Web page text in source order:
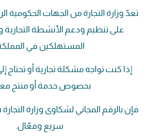
تعدّ وزارة التجارة من الجهات الحكومية
على تنظيم ودعم الأنشطة
المستهلكين في
إذا كنت تواجه مشكلة تجارية أو
بخصوص خدمة أو منتج
فإن بالرقم المجاني لشكاوى وزارة
سريع وفعّال.